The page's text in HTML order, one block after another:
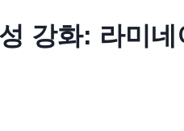
강화: 라미